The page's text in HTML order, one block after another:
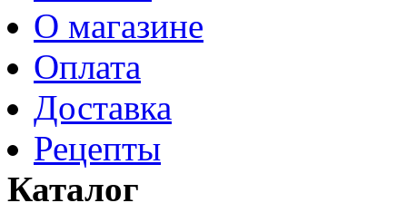
О магазине
Оплата
Доставка
Рецепты
Каталог